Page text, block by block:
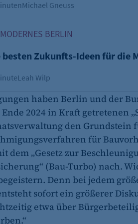
Cookie für die Verwaltung von
Dieser Cookie speichert die
Jahr
Michael Gneuss
BERLIN
Zukunfts-Ideen für die
Leah Wilp
haben Berlin und der
2024 in Kraft getretenen
den Grundstein
für
dem „Gesetz zur
(Bau-Turbo) nach.
Denn bei jedem
sofort ein größerer
etwa über